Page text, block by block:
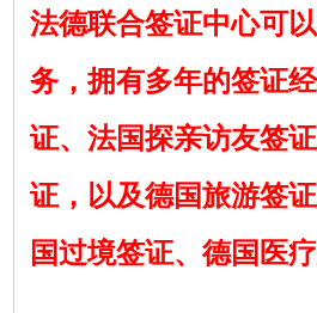
法德联合签证中心可
务，拥有多年的签证
证、法国探亲访友签
证，以及德国旅游签
国过境签证、德国医